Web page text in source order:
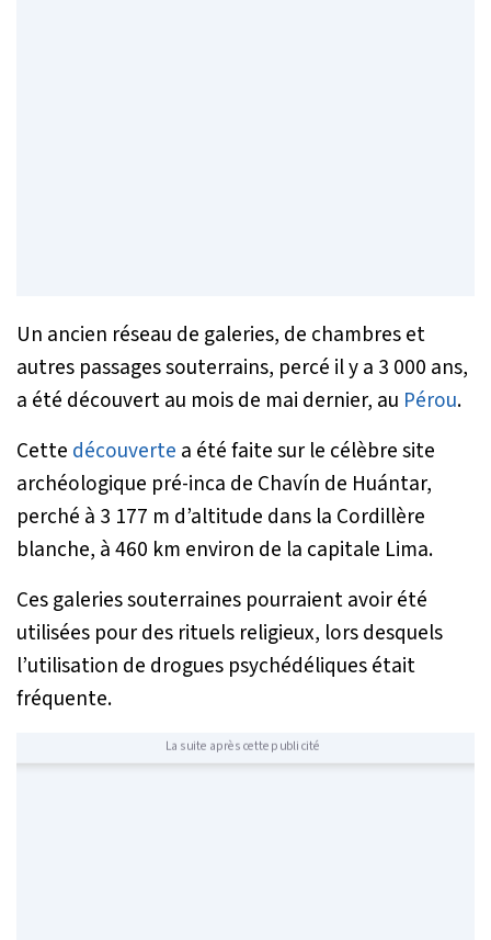
Un ancien réseau de galeries, de chambres et
autres passages souterrains, percé il y a 3 000 ans,
a été découvert au mois de mai dernier, au Pérou.
Cette découverte a été faite sur le célèbre site
archéologique pré-inca de Chavín de Huántar,
perché à 3 177 m d’altitude dans la Cordillère
blanche, à 460 km environ de la capitale Lima.
Ces galeries souterraines pourraient avoir été
utilisées pour des rituels religieux, lors desquels
l’utilisation de drogues psychédéliques était
fréquente.
La suite après cette publicité